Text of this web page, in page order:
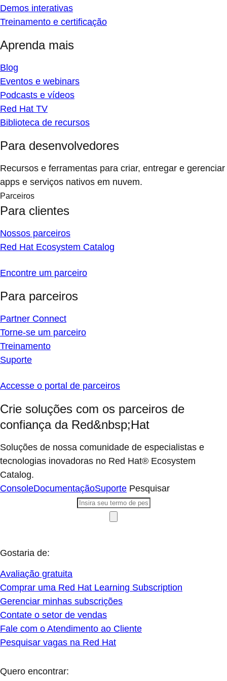
Demos interativas
Treinamento e certificação
Aprenda mais
Blog
Eventos e webinars
Podcasts e vídeos
Red Hat TV
Biblioteca de recursos
Para desenvolvedores
Recursos e ferramentas para criar, entregar e gerenciar
apps e serviços nativos em nuvem.
Parceiros
Para clientes
Nossos parceiros
Red Hat Ecosystem Catalog
Encontre um parceiro
Para parceiros
Partner Connect
Torne-se um parceiro
Treinamento
Suporte
Accesse o portal de parceiros
Crie soluções com os parceiros de
confiança da Red&nbsp;Hat
Soluções de nossa comunidade de especialistas e
tecnologias inovadoras no Red Hat® Ecosystem
Catalog.
ConsoleDocumentaçãoSuporte Pesquisar
Gostaria de:
Avaliação gratuita
Comprar uma Red Hat Learning Subscription
Gerenciar minhas subscrições
Contate o setor de vendas
Fale com o Atendimento ao Cliente
Pesquisar vagas na Red Hat
Quero encontrar: